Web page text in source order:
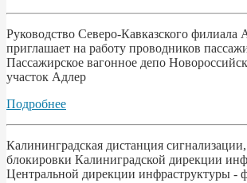
Руководство Северо-Кавказского
приглашает на работу проводников
Пассажирское вагонное депо
участок Адлер
Подробнее
Калининградская дистанция
блокировки Калиниградской дирекции
Центральной дирекции инфраструктуры -